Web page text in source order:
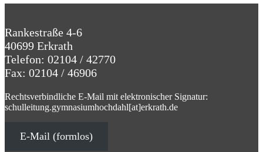
Rankestraße 4-6
40699 Erkrath
Telefon: 02104 / 42770
Fax: 02104 / 46906
Rechtsverbindliche E-Mail mit elektronischer Signatur:
schulleitung.gymnasiumhochdahl[at]erkrath.de
E-Mail (formlos)